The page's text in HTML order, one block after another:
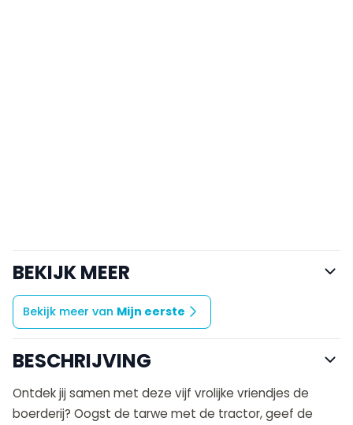
BEKIJK MEER
Bekijk meer van Mijn eerste
BESCHRIJVING
Ontdek jij samen met deze vijf vrolijke vriendjes de
boerderij? Oogst de tarwe met de tractor, geef de